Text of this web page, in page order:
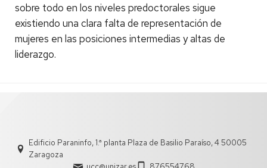
sobre todo en los niveles predoctorales sigue
existiendo una clara falta de representación de
mujeres en las posiciones intermedias y altas de
liderazgo.
Edificio Paraninfo, 1.ª planta Plaza de Basilio Paraíso, 4 50005
Zaragoza